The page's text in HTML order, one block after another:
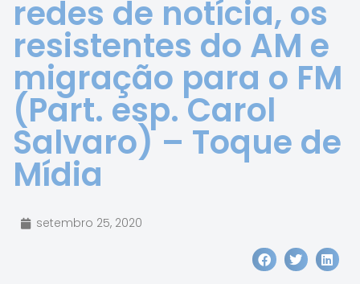
redes de notícia, os
resistentes do AM e
migração para o FM
(Part. esp. Carol
Salvaro) – Toque de
Mídia
setembro 25, 2020